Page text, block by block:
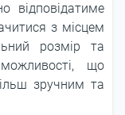
відповідатиме
з місцем
розмір та
що
зручним та